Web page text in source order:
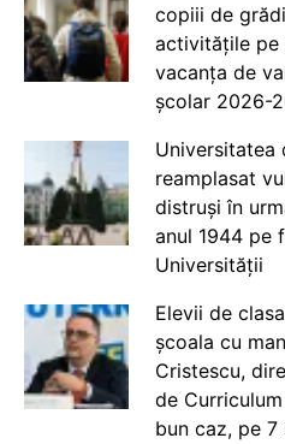
copiii de
activitățile pe
vacanța de
școlar 2026-
Universitatea
reamplasat
distruși în
anul 1944 pe
Universității
Elevii de
școala cu
Cristescu,
de
bun caz, pe